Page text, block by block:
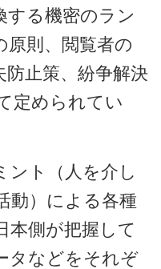
る機密のラン
原則、閲覧者の
止策、紛争解決
定められてい
ト（人を介し
動）による各種
本側が把握して
タなどをそれぞ